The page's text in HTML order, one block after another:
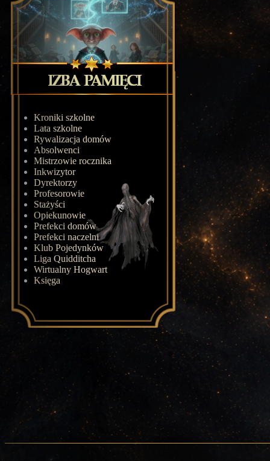
Kroniki szkolne
Lata szkolne
Rywalizacja domów
Absolwenci
Mistrzowie rocznika
Inkwizytor
Dyrektorzy
Profesorowie
Stażyści
Opiekunowie
Prefekci domów
Prefekci naczelni
Klub Pojedynków
Liga Quidditcha
Wirtualny Hogwart
Księga